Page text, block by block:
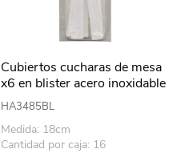
Cubiertos cucharas de mesa
x6 en blister acero inoxidable
BLANCO, UNA
MARTINAZZO
HA3485BL
Medida: 18cm
Cantidad por caja: 16